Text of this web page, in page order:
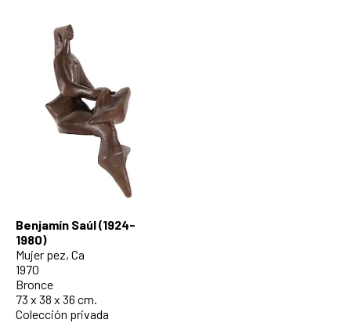
Benjamín Saúl (1924-
1980)
Mujer pez, Ca
1970
Bronce
73 x 38 x 36 cm.
Colección privada